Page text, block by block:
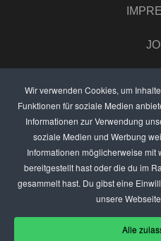
Wir verwenden Cookies, um
Funktionen für soziale Medien
Informationen zur Verwendung
soziale Medien und Werbung
Informationen möglicherweise mit
bereitgestellt hast oder die du im
gesammelt hast. Du gibst eine
unsere
Alle